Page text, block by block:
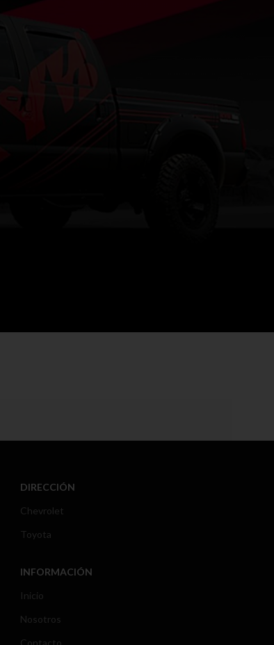
DIRECCIÓN
Chevrolet
Toyota
INFORMACIÓN
Inicio
Nosotros
Contacto